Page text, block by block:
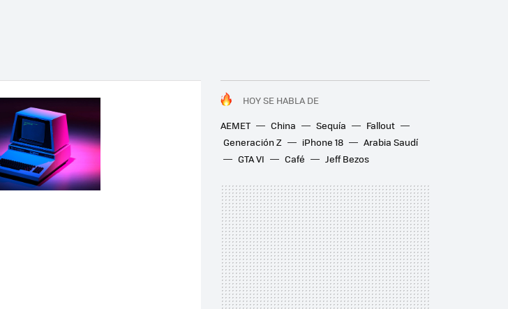
HOY SE HABLA DE
AEMET
China Sequía
Fallout
Generación Z
iPhone 18
Arabia Saudí
GTA VI
Café Jeff Bezos